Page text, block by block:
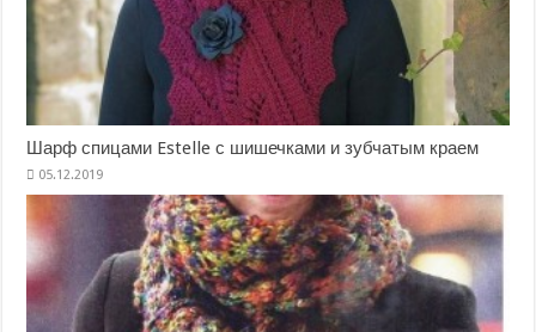
Шарф спицами Estelle с шишечками и зубчатым краем